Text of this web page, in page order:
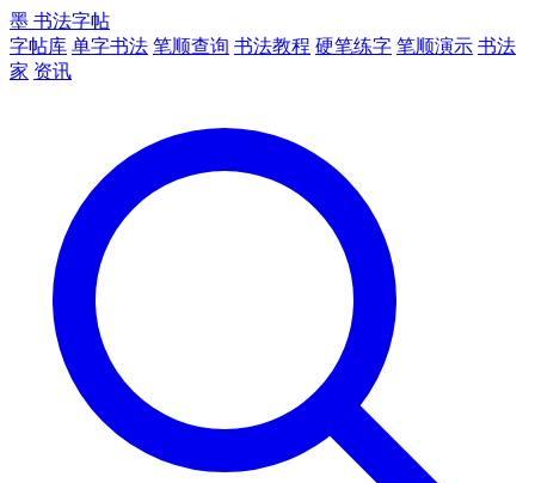
墨 书法字帖
字帖库 单字书法 笔顺查询 书法教程 硬笔练字 笔顺演示 书法
家 资讯